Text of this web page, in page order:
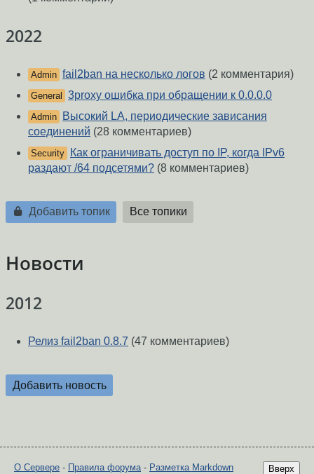
2022
Admin fail2ban на несколько логов (2 комментария)
General 3proxy ошибка при обращении к 0.0.0.0
Admin
Высокий LA, периодические зависания
соединений (28 комментариев)
Security
Как ограничивать доступ по IP, когда IPv6
раздают /64 подсетями? (8 комментариев)
Добавить топик Все топики
Новости
2012
Релиз fail2ban 0.8.7 (47 комментариев)
Добавить новость
Вверх
О Сервере - Правила форума- Разметка Markdown